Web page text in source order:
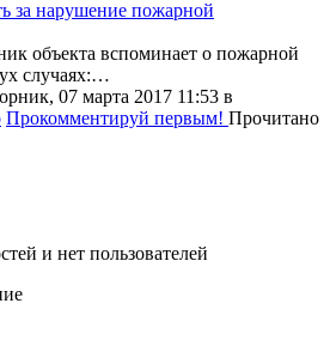
объекта вспоминает о пожарной
случаях:…
07 марта 2017 11:53 в
Прокомментируй первым! Прочитано
и нет пользователей